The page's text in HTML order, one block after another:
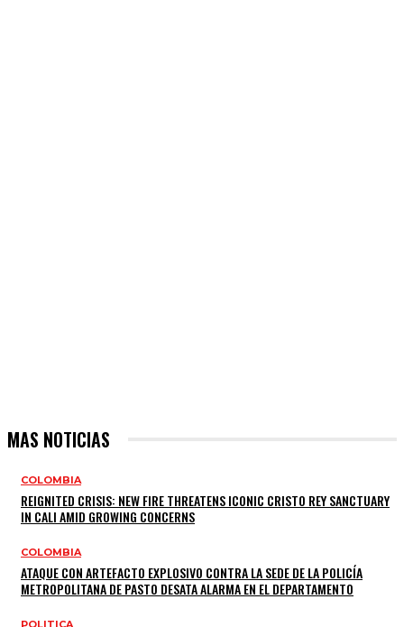
MAS NOTICIAS
COLOMBIA
REIGNITED CRISIS: NEW FIRE THREATENS ICONIC CRISTO REY SANCTUARY
IN CALI AMID GROWING CONCERNS
COLOMBIA
ATAQUE CON ARTEFACTO EXPLOSIVO CONTRA LA SEDE DE LA POLICÍA
METROPOLITANA DE PASTO DESATA ALARMA EN EL DEPARTAMENTO
POLITICA